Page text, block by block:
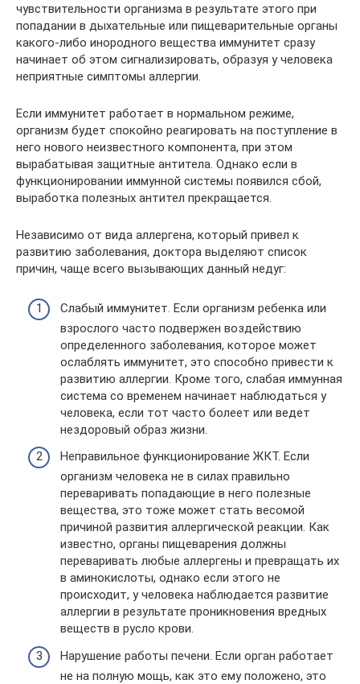
чувствительности организма в результате этого при
попадании в дыхательные или пищеварительные органы
какого-либо инородного вещества иммунитет сразу
начинает об этом сигнализировать, образуя у человека
неприятные симптомы аллергии.
Если иммунитет работает в нормальном режиме,
организм будет спокойно реагировать на поступление в
него нового неизвестного компонента, при этом
вырабатывая защитные антитела. Однако если в
функционировании иммунной системы появился сбой,
выработка полезных антител прекращается.
Независимо от вида аллергена, который привел к
развитию заболевания, доктора выделяют список
причин, чаще всего вызывающих данный недуг:
Слабый иммунитет. Если организм ребенка или
взрослого часто подвержен воздействию
определенного заболевания, которое может
ослаблять иммунитет, это способно привести к
развитию аллергии. Кроме того, слабая иммунная
система со временем начинает наблюдаться у
человека, если тот часто болеет или ведет
нездоровый образ жизни.
Неправильное функционирование ЖКТ. Если
организм человека не в силах правильно
переваривать попадающие в него полезные
вещества, это тоже может стать весомой
причиной развития аллергической реакции. Как
известно, органы пищеварения должны
переваривать любые аллергены и превращать их
в аминокислоты, однако если этого не
происходит, у человека наблюдается развитие
аллергии в результате проникновения вредных
веществ в русло крови.
Нарушение работы печени. Если орган работает
не на полную мощь, как это ему положено, это